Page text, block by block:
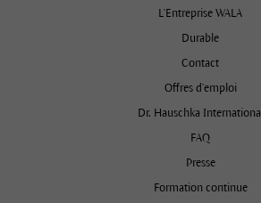
L'Entreprise WALA
Durable
Contact
Offres d’emploi
Dr. Hauschka International
FAQ
Presse
Formation continue